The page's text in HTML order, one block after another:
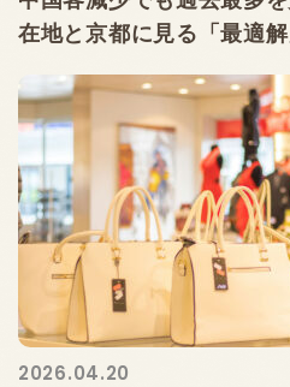
在地と京都に見る「最適解
2026.04.20